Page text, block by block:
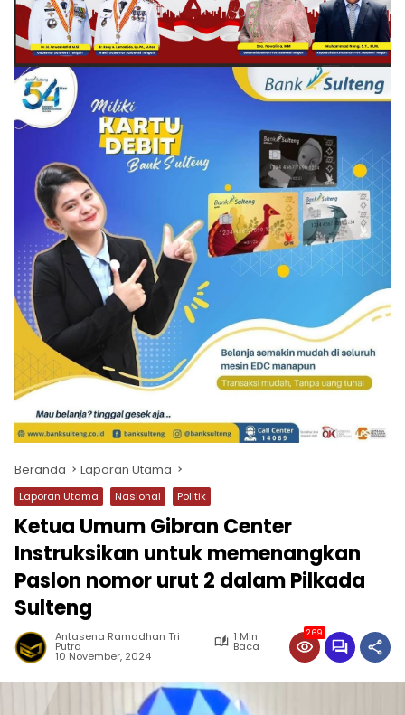
Beranda Laporan Utama
Laporan Utama Nasional Politik
Ketua Umum Gibran Center
Instruksikan untuk memenangkan
Paslon nomor urut 2 dalam Pilkada
Sulteng
Antasena Ramadhan Tri
Putra
1 Min
Baca
10 November, 2024
269